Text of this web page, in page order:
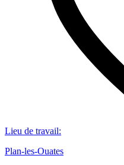
Lieu de travail:
Plan-les-Ouates